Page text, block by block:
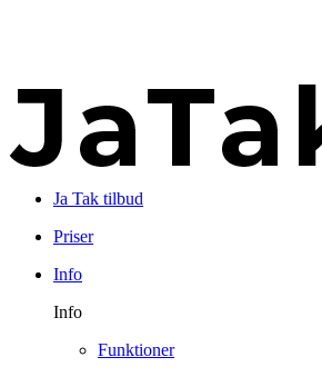
Ja Tak tilbud
Priser
Info
Info
Funktioner